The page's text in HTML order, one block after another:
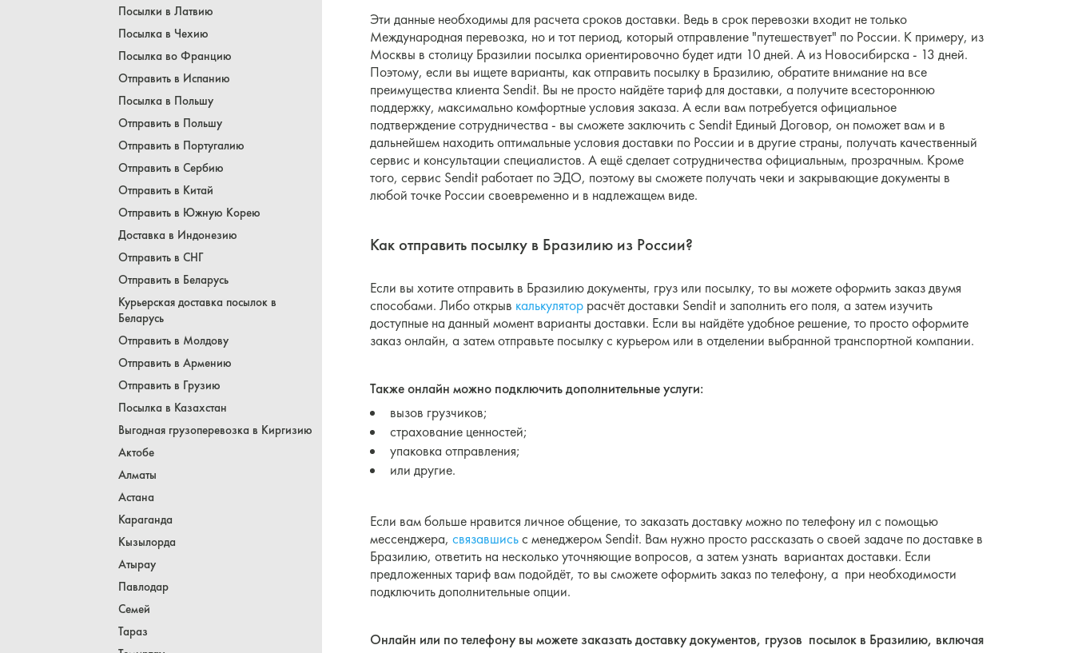
Посылки в Латвию
Посылка в Чехию
Посылка во Францию
Отправить в Испанию
Посылка в Польшу
Отправить в Польшу
Отправить в Португалию
Отправить в Сербию
Отправить в Китай
Отправить в Южную Корею
Доставка в Индонезию
Отправить в СНГ
Отправить в Беларусь
Курьерская доставка посылок в
Беларусь
Отправить в Молдову
Отправить в Армению
Отправить в Грузию
Посылка в Казахстан
Выгодная грузоперевозка в Киргизию
Актобе
Алматы
Астана
Караганда
Кызылорда
Атырау
Павлодар
Семей
Тараз
Эти данные необходимы для расчета сроков доставки. Ведь в срок перевозки входит не только
Международная перевозка, но и тот период, который отправление "путешествует" по России. К примеру, из
Москвы в столицу Бразилии посылка ориентировочно будет идти 10 дней. А из Новосибирска - 13 дней.
Поэтому, если вы ищете варианты, как отправить посылку в Бразилию, обратите внимание на все
преимущества клиента Sendit. Вы не просто найдёте тариф для доставки, а получите всестороннюю
поддержку, максимально комфортные условия заказа. А если вам потребуется официальное
подтверждение сотрудничества - вы сможете заключить с Sendit Единый Договор, он поможет вам и в
дальнейшем находить оптимальные условия доставки по России и в другие страны, получать качественный
сервис и консультации специалистов. А ещё сделает сотрудничества официальным, прозрачным. Кроме
того, сервис Sendit работает по ЭДО, поэтому вы сможете получать чеки и закрывающие документы в
любой точке России своевременно и в надлежащем виде.
Как отправить посылку в Бразилию из России?
Если вы хотите отправить в Бразилию документы, груз или посылку, то вы можете оформить заказ двумя
способами. Либо открыв калькулятор расчёт доставки Sendit и заполнить его поля, а затем изучить
доступные на данный момент варианты доставки. Если вы найдёте удобное решение, то просто оформите
заказ онлайн, а затем отправьте посылку с курьером или в отделении выбранной транспортной компании.
Также онлайн можно подключить дополнительные услуги:
вызов грузчиков;
страхование ценностей;
упаковка отправления;
или другие.
Если вам больше нравится личное общение, то заказать доставку можно по телефону ил с помощью
мессенджера,связавшисьс менеджером Sendit. Вам нужно просто рассказать о своей задаче по доставке в
Бразилию, ответить на несколько уточняющие вопросов, а затем узнать вариантах доставки. Если
предложенных тариф вам подойдёт, то вы сможете оформить заказ по телефону, а при необходимости
подключить дополнительные опции.
Онлайн или по телефону вы можете заказать доставку документов, грузов посылок в Бразилию, включая